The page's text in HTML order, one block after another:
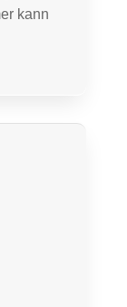
kann